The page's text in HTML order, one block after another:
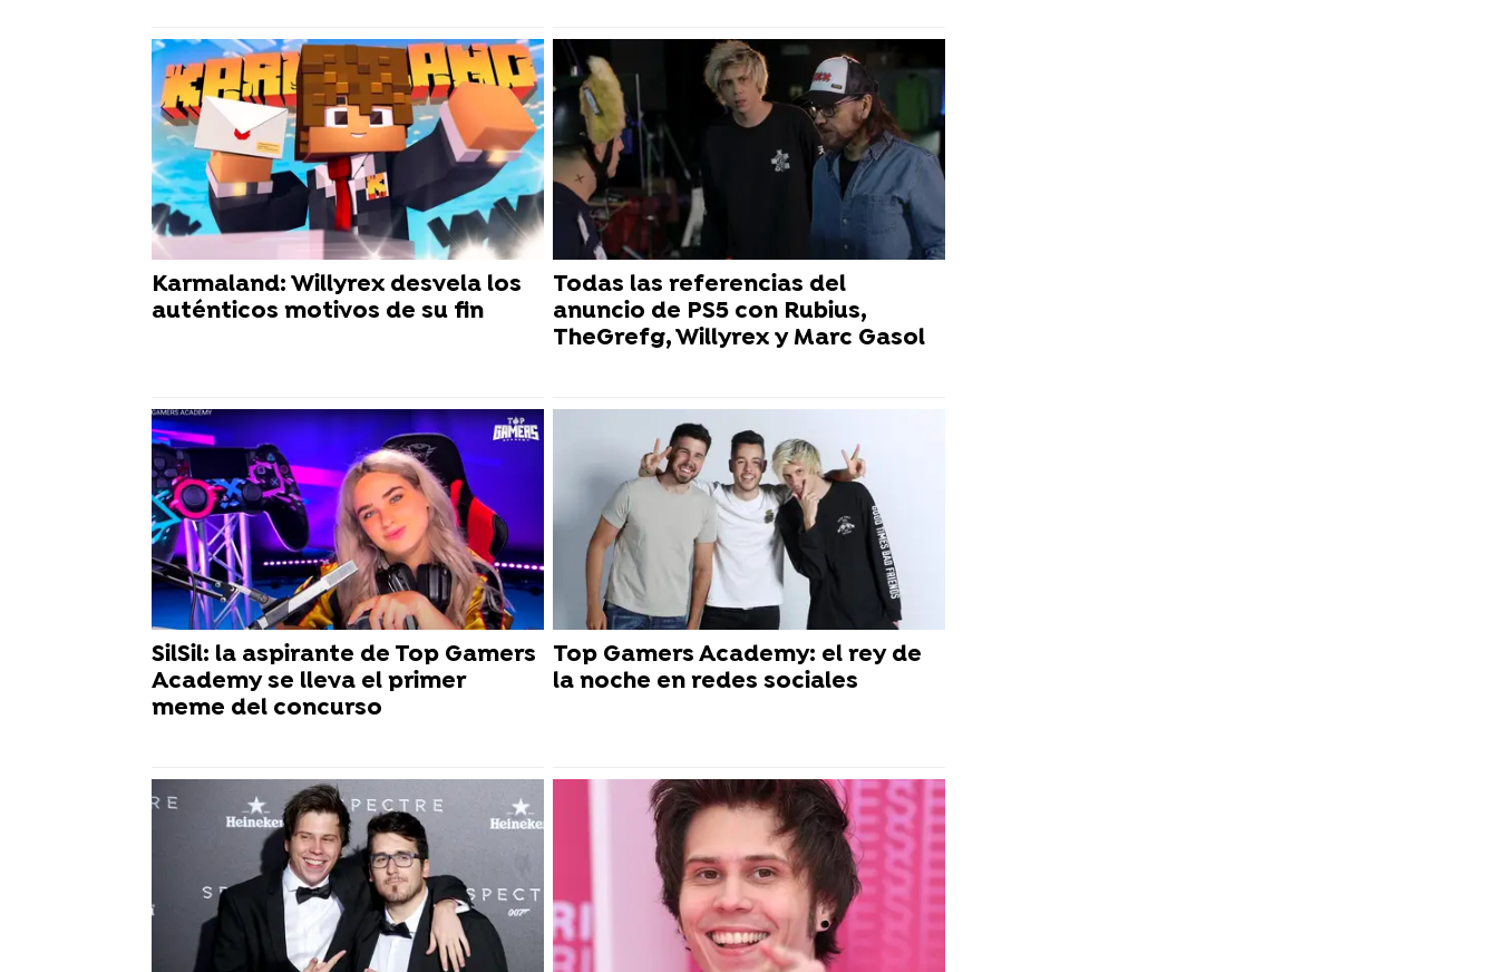
Karmaland: Willyrex desvela los
auténticos motivos de su fin
Todas las referencias del
anuncio de PS5 con Rubius,
TheGrefg, Willyrex y Marc Gasol
SilSil: la aspirante de Top Gamers
Academy se lleva el primer
meme del concurso
Top Gamers Academy: el rey de
la noche en redes sociales